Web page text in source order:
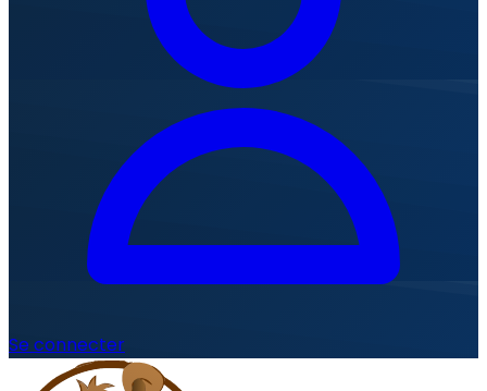
Se connecter